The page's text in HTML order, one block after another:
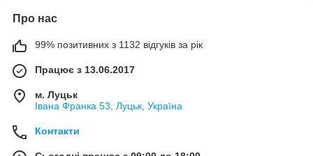
Про нас
99% позитивних з 1132 відгуків за рік
Працює з 13.06.2017
м. Луцьк
Івана Франка 53, Луцьк, Україна
Контакти